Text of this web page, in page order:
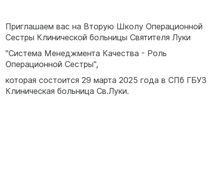
Приглашаем вас на Вторую Школу Операционной
Сестры Клинической больницы Святителя Луки
"Система Менеджмента Качества - Роль
Операционной Сестры",
которая состоится 29 марта 2025 года в СПб ГБУЗ
Клиническая больница Св.Луки.